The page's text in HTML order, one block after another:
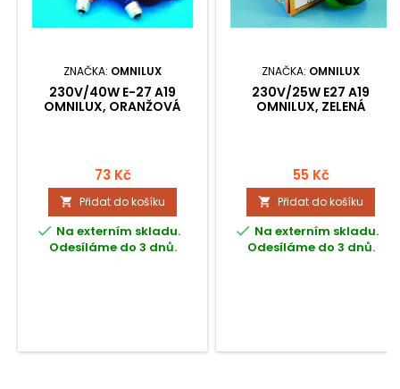
ZNAČKA: OMNILUX
230V/40W E-27 A19
OMNILUX, ORANŽOVÁ
73 Kč
 Přidat do košíku
 Na externím skladu.
Odesíláme do 3 dnů.
ZNAČKA: OMNILUX
230V/25W E27 A19
OMNILUX, ZELENÁ
55 Kč
 Přidat do košíku
 Na externím skladu.
Odesíláme do 3 dnů.